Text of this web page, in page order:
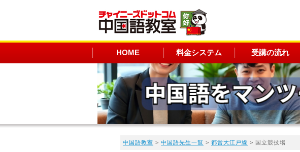
HOME 料金システム 受講の流れ
中国語教室 > 中国語先生一覧 > 都営大江戸線 > 国立競技場